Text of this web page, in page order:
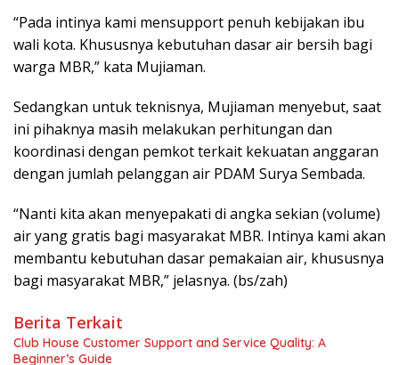
“Pada intinya kami mensupport penuh kebijakan ibu
wali kota. Khususnya kebutuhan dasar air bersih bagi
warga MBR,” kata Mujiaman.
Sedangkan untuk teknisnya, Mujiaman menyebut, saat
ini pihaknya masih melakukan perhitungan dan
koordinasi dengan pemkot terkait kekuatan anggaran
dengan jumlah pelanggan air PDAM Surya Sembada.
“Nanti kita akan menyepakati di angka sekian (volume)
air yang gratis bagi masyarakat MBR. Intinya kami akan
membantu kebutuhan dasar pemakaian air, khususnya
bagi masyarakat MBR,” jelasnya. (bs/zah)
Berita Terkait
Club House Customer Support and Service Quality: A
Beginner’s Guide